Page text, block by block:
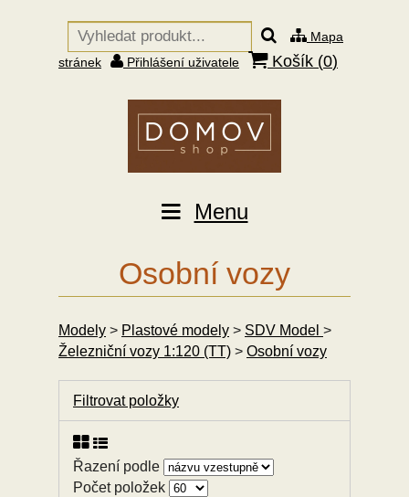
Mapa
stránek
Přihlášení uživatele Košík (0)
Menu
Osobní vozy
Modely > Plastové modely > SDV Model >
Železniční vozy 1:120 (TT) > Osobní vozy
Filtrovat položky
Řazení podle
Počet položek